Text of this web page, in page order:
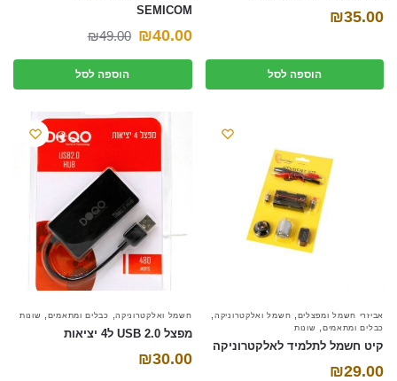
₪35.00
הוספה לסל
SEMICOM
₪49.00
המחיר
המקורי
היה:
₪49.00.
₪40.00
המחיר
הנוכחי
הוא:
₪40.00.
הוספה לסל
אביזרי חשמל ומפצלים חשמל ואלקטרוניקה,
כבלים ומתאמים שונות
קיט חשמל לתלמיד לאלקטרוניקה
₪29.00
חשמל ואלקטרוניקה, כבלים ומתאמים שונות
מפצל USB 2.0 ל4 יציאות
₪30.00